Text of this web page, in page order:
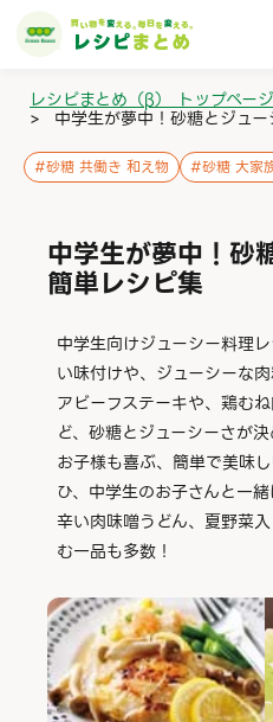
レシピまとめ（β） トップページ
> 中学生が夢中！砂糖とジュ
#砂糖 共働き 和え物 #砂糖 大家
中学生が夢中！砂
簡単レシピ集
中学生向けジューシー料理
い味付けや、ジューシーな
アビーフステーキや、鶏む
ど、砂糖とジューシーさが
お子様も喜ぶ、簡単で美味
ひ、中学生のお子さんと一
辛い肉味噌うどん、夏野菜
む一品も多数！